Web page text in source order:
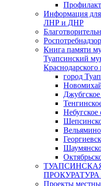
Информация
ЛНР и ДНР
Книга памяти
Туапсинский
Краснодарского
город
Джубгское
Небугское
Проекты